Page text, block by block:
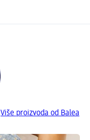
Više proizvoda od Balea